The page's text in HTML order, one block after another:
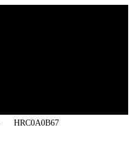
‎HRC0A0B67